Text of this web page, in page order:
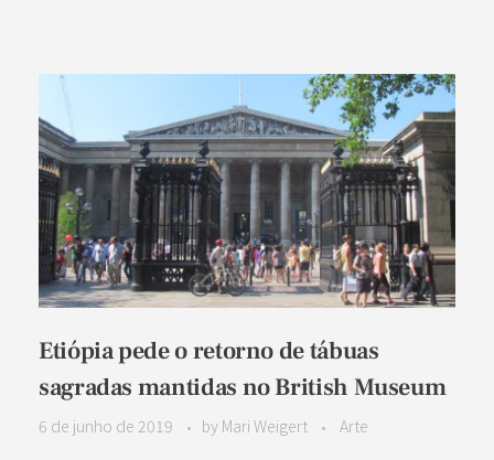
Etiópia pede o retorno de tábuas
sagradas mantidas no British Museum
6 de junho de 2019 by Mari Weigert Arte